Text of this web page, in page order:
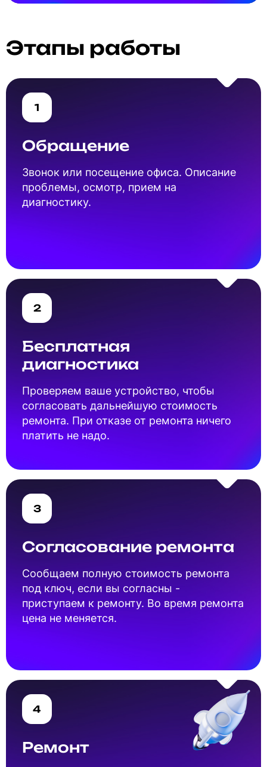
Этапы работы
1
Обращение
Звонок или посещение офиса. Описание
проблемы, осмотр, прием на
диагностику.
2
Бесплатная
диагностика
Проверяем ваше устройство, чтобы
согласовать дальнейшую стоимость
ремонта. При отказе от ремонта ничего
платить не надо.
3
Согласование ремонта
Cообщаем полную стоимость ремонта
под ключ, если вы согласны -
приступаем к ремонту. Во время ремонта
цена не меняется.
4
Ремонт